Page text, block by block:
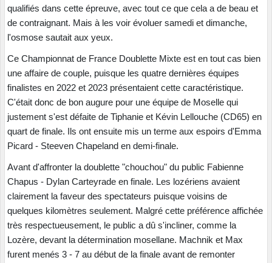
qualifiés dans cette épreuve, avec tout ce que cela a de beau et
de contraignant. Mais à les voir évoluer samedi et dimanche,
l'osmose sautait aux yeux.
Ce Championnat de France Doublette Mixte est en tout cas bien
une affaire de couple, puisque les quatre dernières équipes
finalistes en 2022 et 2023 présentaient cette caractéristique.
C'était donc de bon augure pour une équipe de Moselle qui
justement s'est défaite de Tiphanie et Kévin Lellouche (CD65) en
quart de finale. Ils ont ensuite mis un terme aux espoirs d'Emma
Picard - Steeven Chapeland en demi-finale.
Avant d'affronter la doublette "chouchou" du public Fabienne
Chapus - Dylan Carteyrade en finale. Les lozériens avaient
clairement la faveur des spectateurs puisque voisins de
quelques kilomètres seulement. Malgré cette préférence affichée
très respectueusement, le public a dû s'incliner, comme la
Lozère, devant la détermination mosellane. Machnik et Max
furent menés 3 - 7 au début de la finale avant de remonter